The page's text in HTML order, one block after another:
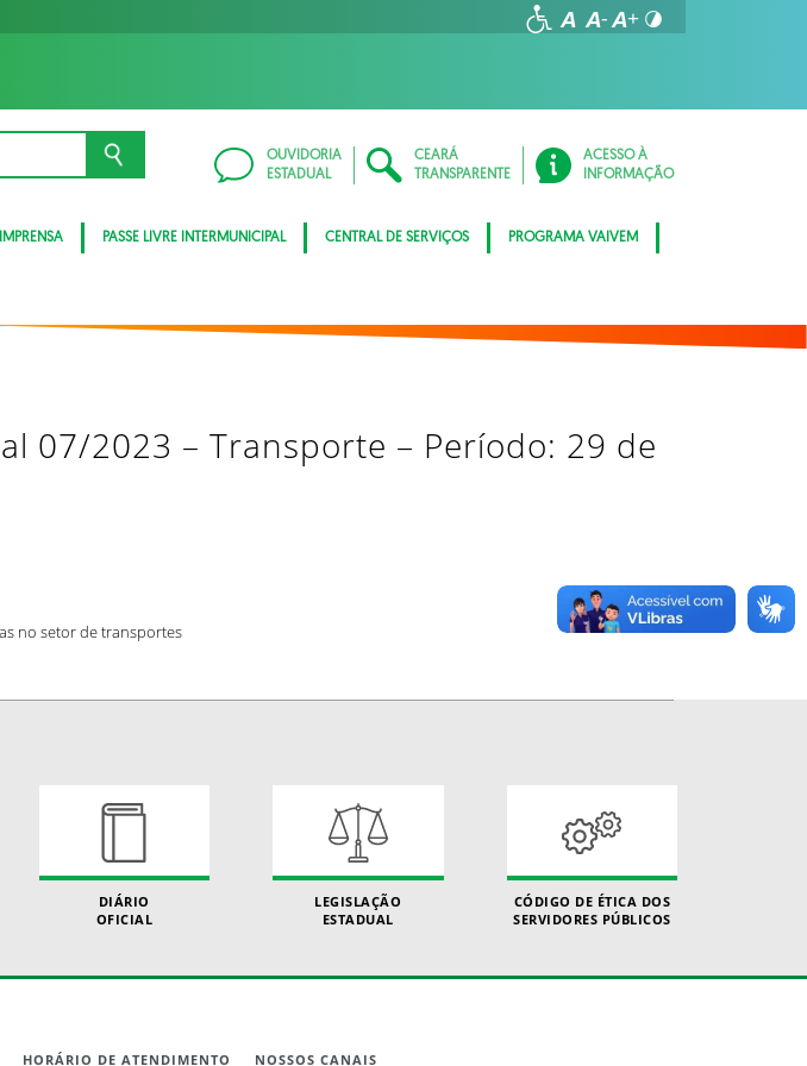
OUVIDORIA
ESTADUAL
CEARÁ
TRANSPARENTE
ACESSO À
INFORMAÇÃO
IMPRENSA PASSE LIVRE INTERMUNICIPAL CENTRAL DE SERVIÇOS PROGRAMA VAIVEM
07/2023 – Transporte – Período: 29 de
no setor de transportes
DIÁRIO
OFICIAL
LEGISLAÇÃO
ESTADUAL
CÓDIGO DE ÉTICA DOS
SERVIDORES PÚBLICOS
HORÁRIO DE ATENDIMENTO NOSSOS CANAIS